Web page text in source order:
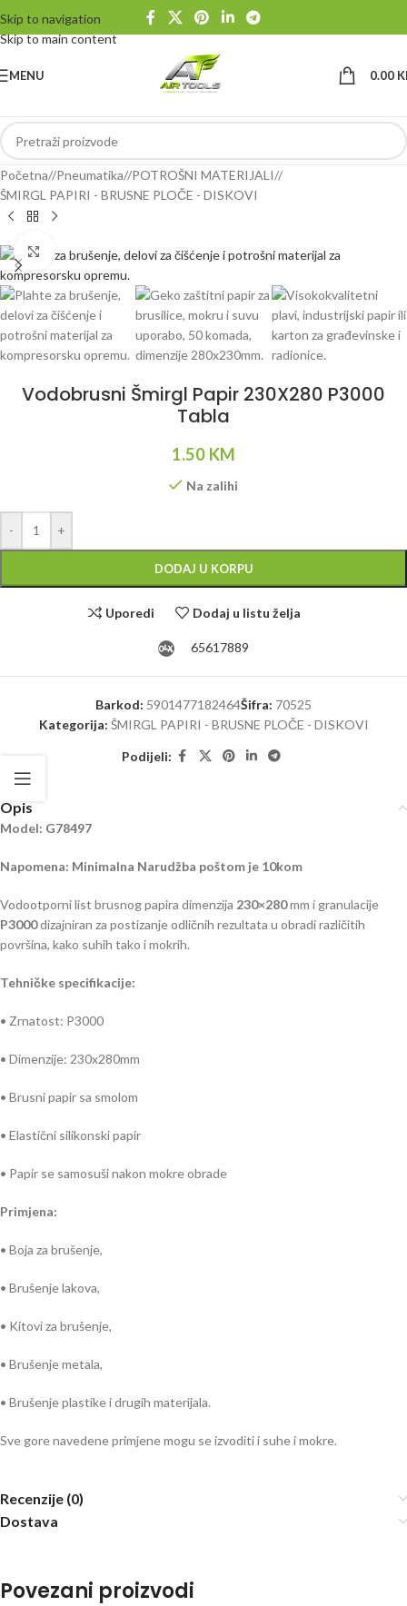
Skip to navigation
Skip to main content
MENU 0.00
Početna/ Pneumatika/ POTROŠNI MATERIJALI/
ŠMIRGL PAPIRI - BRUSNE PLOČE - DISKOVI
Klikni da uvećaš
Vodobrusni Šmirgl Papir 230X280 P3000
Tabla
1.50 KM
Na zalihi
- +
DODAJ U KORPU
Uporedi Dodaj u listu želja
65617889
Barkod: 5901477182464Šifra: 70525
Kategorija: ŠMIRGL PAPIRI - BRUSNE PLOČE - DISKOVI
Podijeli:
Opis
Model: G78497
Napomena: Minimalna Narudžba poštom je 10kom
Vodootporni list brusnog papira dimenzija 230×280mm i granulacije
P3000dizajniran za postizanje odličnih rezultata u obradi različitih
površina, kako suhih tako i mokrih.
Tehničke specifikacije:
• Zrnatost: P3000
• Dimenzije: 230x280mm
• Brusni papir sa smolom
• Elastični silikonski papir
• Papir se samosuši nakon mokre obrade
Primjena:
• Boja za brušenje,
• Brušenje lakova,
• Kitovi za brušenje,
• Brušenje metala,
• Brušenje plastike i drugih materijala.
Sve gore navedene primjene mogu se izvoditi i suhe i mokre.
Recenzije (0)
Dostava
Povezani proizvodi